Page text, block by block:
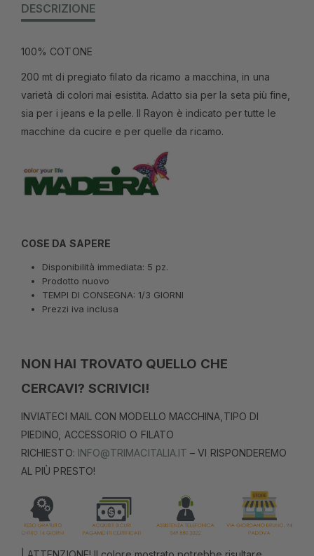
DESCRIZIONE
100% COTONE
200 mt di pregiato filato da ricamo a macchina, in una
varietà di colori mai esistita. Adatto sia per la seta più fine,
sia per i jeans e la pelle. Il Rayon è indicato per tutte le
macchine da cucire e per quelle da ricamo.
COSE DA SAPERE
Disponibilità immediata: 5 pz.
Prodotto nuovo
TEMPI DI CONSEGNA: 1/3 GIORNI
Prezzi iva inclusa
NON HAI TROVATO QUELLO CHE
CERCAVI? SCRIVICI!
INVIATECI MAIL CON MODELLO MACCHINA,TIPO DI
PIEDINO, ACCESSORIO O FILATO
RICHIESTO: INFO@TRIMACITALIA.IT – VI RISPONDEREMO
AL PIÙ PRESTO!